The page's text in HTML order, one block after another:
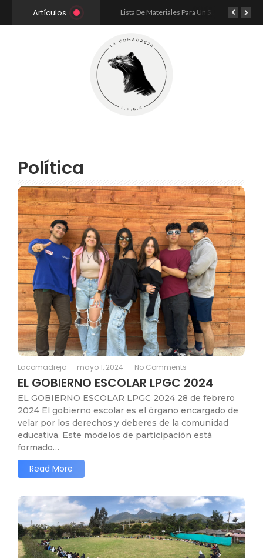
Artículos
La Desmotivación Escolar
Política
Lacomadreja - mayo 1, 2024 - No Comments
EL GOBIERNO ESCOLAR LPGC 2024
EL GOBIERNO ESCOLAR LPGC 2024 28 de febrero
2024 El gobierno escolar es el órgano encargado de
velar por los derechos y deberes de la comunidad
educativa. Este modelos de participación está
formado…
Read More